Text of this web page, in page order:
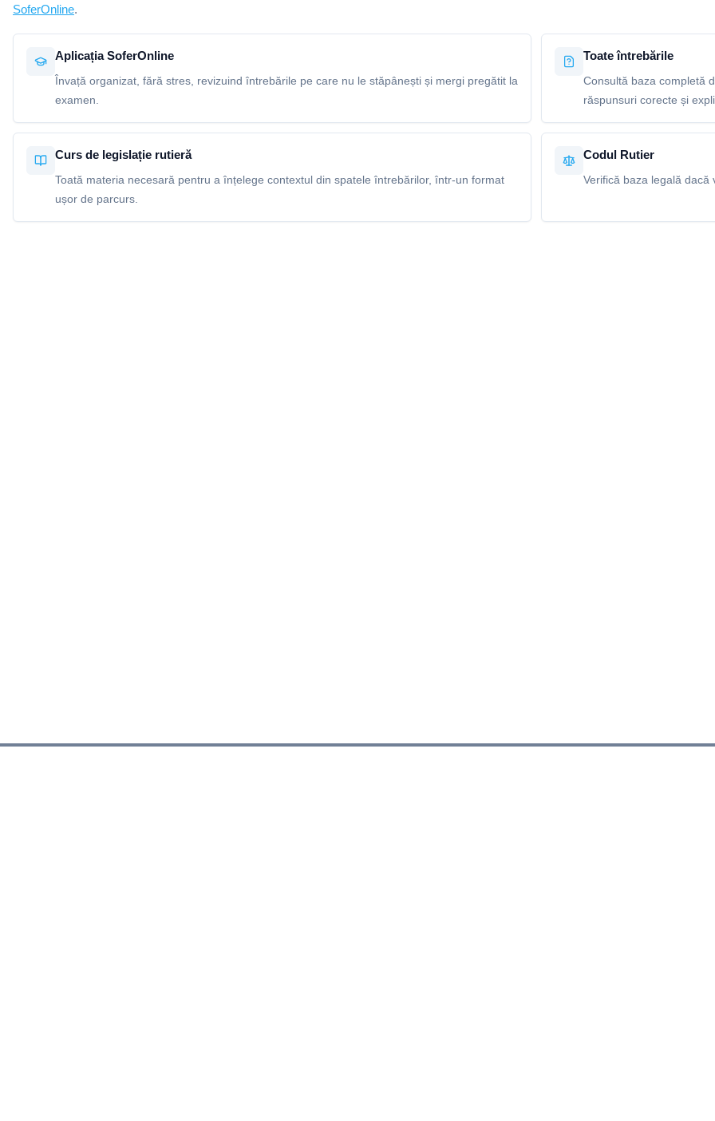
SoferOnline.
Aplicația SoferOnline
Învață organizat, fără stres, revizuind întrebările pe care nu le stăpânești și mergi pregătit la
examen.
Toate întrebările
Consultă baza completă
răspunsuri corecte și
Curs de legislație rutieră
Toată materia necesară pentru a înțelege contextul din spatele întrebărilor, într-un format
ușor de parcurs.
Codul Rutier
Verifică baza legală dacă